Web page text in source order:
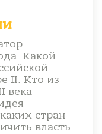
Какой
II. Кто из
века
стран
власть